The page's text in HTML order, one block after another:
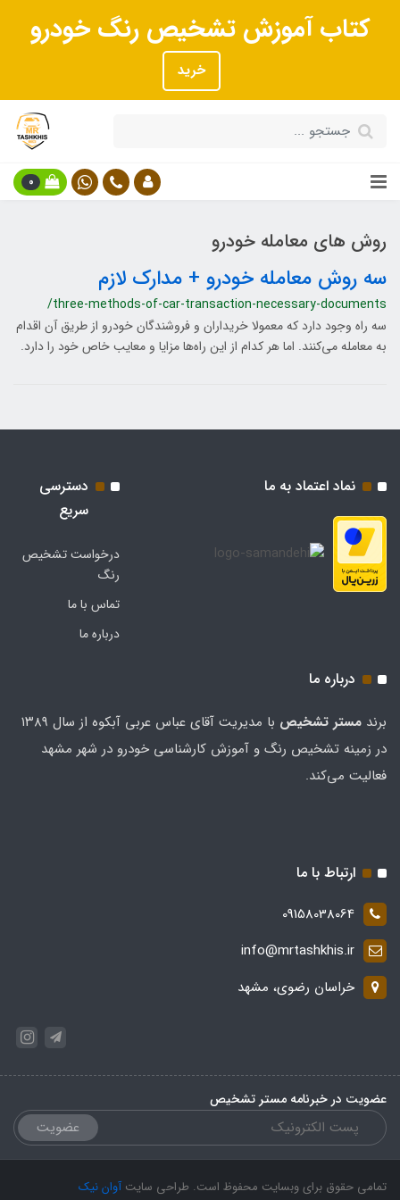
کتاب آموزش تشخیص رنگ خودرو
خرید
0
روش های معامله خودرو
سه روش معامله خودرو + مدارک لازم
/three-methods-of-car-transaction-necessary-documents
سه راه وجود دارد که معمولا خریداران و فروشندگان خودرو از طریق آن اقدام
به معامله می‌‌کنند. اما هر کدام از این راه‌ها مزایا و معایب خاص خود را دارد.
نماد اعتماد به ما
دسترسی
سریع
درخواست تشخیص
رنگ
تماس با ما
درباره ما
درباره ما
برند مستر تشخيص
با مدیریت آقای عباس عربی آبکوه از سال ۱۳۸۹
در زمینه تشخیص رنگ و آموزش کارشناسی خودرو در شهر مشهد
فعالیت می‌کند.
ارتباط با ما
09158038064
info@mrtashkhis.ir
خراسان رضوی، مشهد
عضویت در خبرنامه مستر تشخیص
عضویت
تمامی حقوق برای وبسایت محفوظ است. طراحی سایت آوان نیک